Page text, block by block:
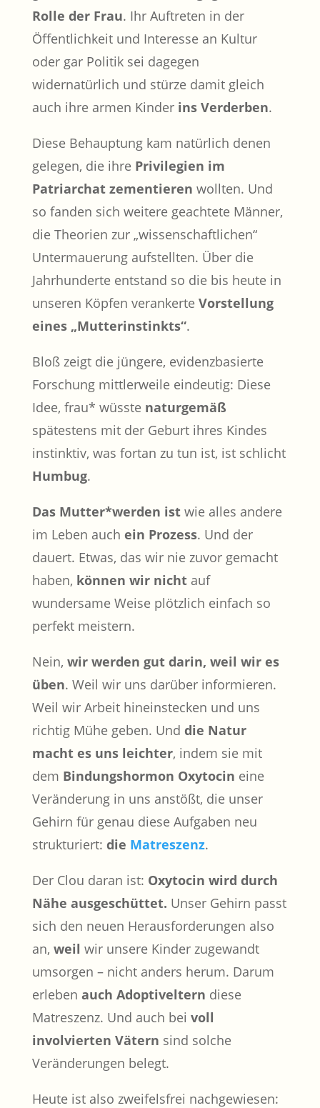
Rolle der Frau. Ihr Auftreten in der
Öffentlichkeit und Interesse an Kultur
oder gar Politik sei dagegen
widernatürlich und stürze damit gleich
auch ihre armen Kinder ins Verderben.
Diese Behauptung kam natürlich denen
gelegen, die ihre Privilegien im
Patriarchat zementieren wollten. Und
so fanden sich weitere geachtete Männer,
die Theorien zur „wissenschaftlichen“
Untermauerung aufstellten. Über die
Jahrhunderte entstand so die bis heute in
unseren Köpfen verankerte Vorstellung
eines „Mutterinstinkts“.
Bloß zeigt die jüngere, evidenzbasierte
Forschung mittlerweile eindeutig: Diese
Idee, frau* wüsste naturgemäß
spätestens mit der Geburt ihres Kindes
instinktiv, was fortan zu tun ist, ist schlicht
Humbug.
Das Mutter*werden istwie alles andere
im Leben auch ein Prozess. Und der
dauert. Etwas, das wir nie zuvor gemacht
haben, können wir nichtauf
wundersame Weise plötzlich einfach so
perfekt meistern.
Nein, wir werden gut darin, weil wir es
üben. Weil wir uns darüber informieren.
Weil wir Arbeit hineinstecken und uns
richtig Mühe geben. Und die Natur
macht es uns leichter, indem sie mit
dem Bindungshormon Oxytocin eine
Veränderung in uns anstößt, die unser
Gehirn für genau diese Aufgaben neu
strukturiert: die Matreszenz.
Der Clou daran ist: Oxytocin wird durch
Nähe ausgeschüttet. Unser Gehirn passt
sich den neuen Herausforderungen also
an, weil wir unsere Kinder zugewandt
umsorgen – nicht anders herum. Darum
erleben auch Adoptiveltern diese
Matreszenz. Und auch bei voll
involvierten Vätern sind solche
Veränderungen belegt.
Heute ist also zweifelsfrei nachgewiesen: